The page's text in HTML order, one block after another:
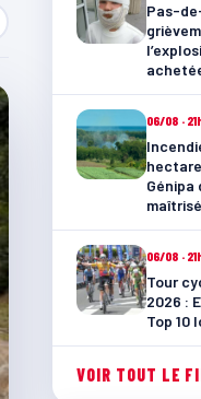
Pas-
06/08 ·
maîtrisé
06/08 ·
Tour
2026 :
Top 10
VOIR TOUT LE